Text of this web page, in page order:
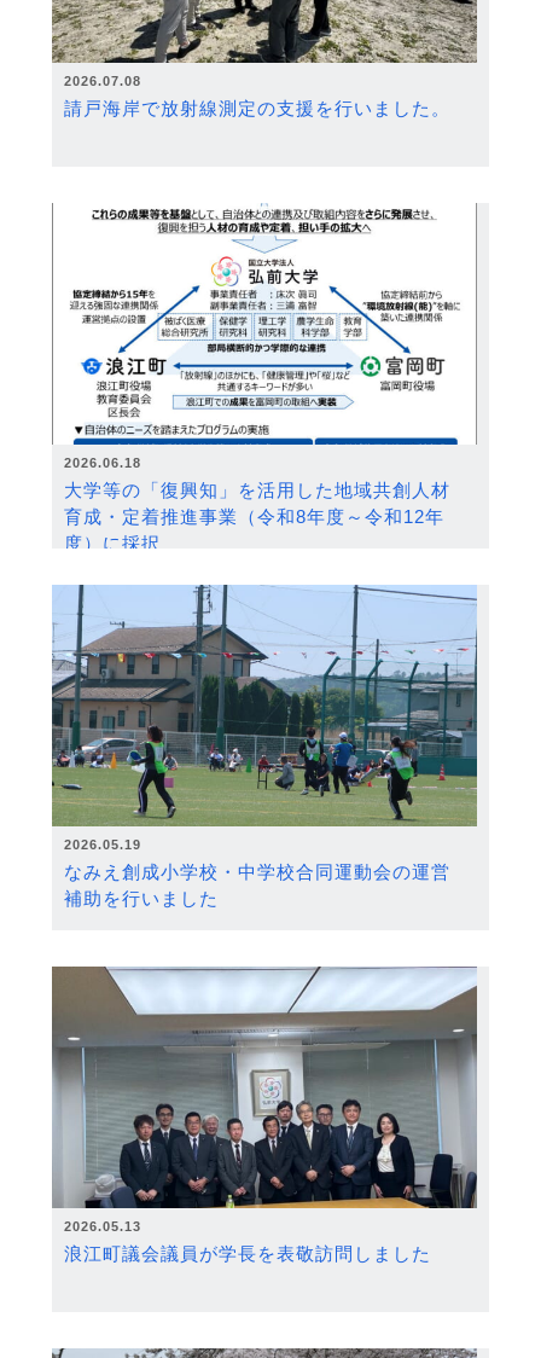
2026.07.08
請戸海岸で放射線測定の支援を行いました。
2026.06.18
大学等の「復興知」を活用した地域共創人材
育成・定着推進事業（令和8年度～令和12年
度）に採択
2026.05.19
なみえ創成小学校・中学校合同運動会の運営
補助を行いました
2026.05.13
浪江町議会議員が学長を表敬訪問しました